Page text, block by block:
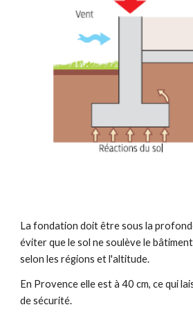
La fondation doit être sous la
éviter que le sol ne soulève le
selon les régions et l'altitude.
En Provence elle est à 40 cm, ce qui
de sécurité.